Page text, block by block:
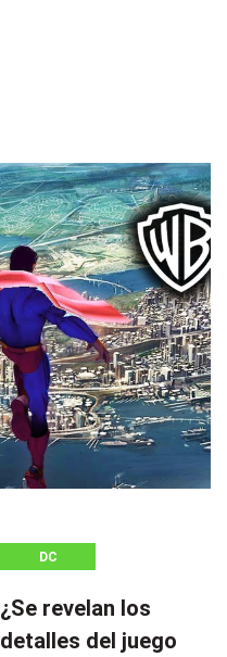
DC
¿Se revelan los
detalles del juego